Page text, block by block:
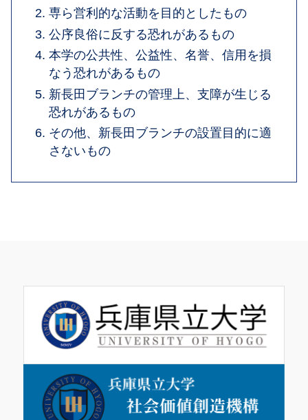
専ら営利的な活動を目的としたもの
公序良俗に反する恐れがあるもの
本学の公共性、公益性、名誉、信用を損
なう恐れがあるもの
新長田ブランチの管理上、支障が生じる
恐れがあるもの
その他、新長田ブランチの設置目的に適
さないもの